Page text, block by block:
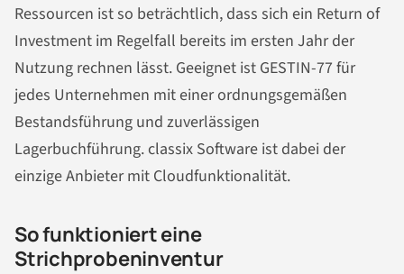
Ressourcen ist so beträchtlich, dass sich ein Return of
Investment im Regelfall bereits im ersten Jahr der
Nutzung rechnen lässt. Geeignet ist GESTIN-77 für
jedes Unternehmen mit einer ordnungsgemäßen
Bestandsführung und zuverlässigen
Lagerbuchführung. classix Software ist dabei der
einzige Anbieter mit Cloudfunktionalität.
So funktioniert eine
Strichprobeninventur